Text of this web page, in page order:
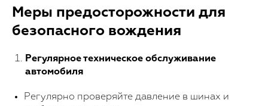
Меры предосторожности для
безопасного вождения
Регулярное техническое обслуживание
автомобиля
Регулярно проверяйте давление в шинах и